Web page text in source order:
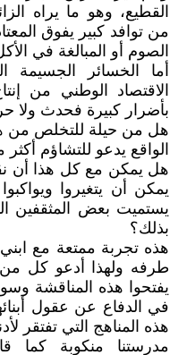
القطيع، وهو ما يراه
من توافد كبير يفوق
الصوم أو المبالغة في
أما الخسائر الجسيمة
الاقتصاد الوطني من
بأضرار كبيرة فحدث ولا
هل من حيلة للتخلص من
الواقع يدعو للتشاؤم
هل يمكن مع كل هذا أن
يمكن أن يتغيروا
يستميت بعض المثقفين
بذلك؟
هذه تجربة ممتعة مع
طرفه ولهذا أدعو كل من
يفتحوا هذه المناقشة
في الدفاع عن عقول
هذه المناهج التي تفتقر
مدرستنا منكوبة كما